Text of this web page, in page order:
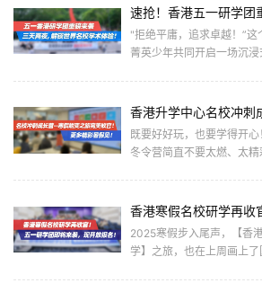
"拒绝平庸，追求卓越！”
菁英少年共同开启一场沉
既要好好玩，也要学得开
冬令营简直不要太燃、太精
2025寒假步入尾声，【香
学】之旅，也在上周画上